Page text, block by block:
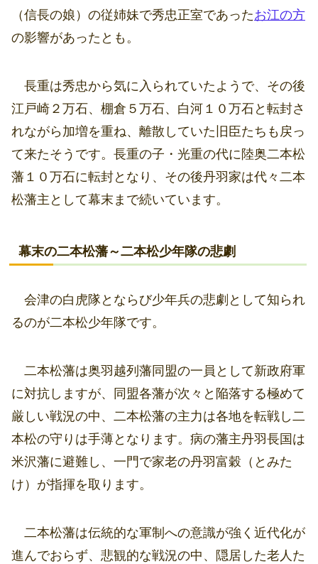
（信長の娘）の従姉妹で秀忠正室であったお江の方
の影響があったとも。
長重は秀忠から気に入られていたようで、その後
江戸崎２万石、棚倉５万石、白河１０万石と転封さ
れながら加増を重ね、離散していた旧臣たちも戻っ
て来たそうです。長重の子・光重の代に陸奥二本松
藩１０万石に転封となり、その後丹羽家は代々二本
松藩主として幕末まで続いています。
幕末の二本松藩～二本松少年隊の悲劇
会津の白虎隊とならび少年兵の悲劇として知られ
るのが二本松少年隊です。
二本松藩は奥羽越列藩同盟の一員として新政府軍
に対抗しますが、同盟各藩が次々と陥落する極めて
厳しい戦況の中、二本松藩の主力は各地を転戦し二
本松の守りは手薄となります。病の藩主丹羽長国は
米沢藩に避難し、一門で家老の丹羽富穀（とみた
け）が指揮を取ります。
二本松藩は伝統的な軍制への意識が強く近代化が
進んでおらず、悲観的な戦況の中、隠居した老人た